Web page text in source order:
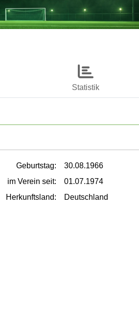
Statistik
Geburtstag:
30.08.1966
im Verein seit:
01.07.1974
Herkunftsland:
Deutschland